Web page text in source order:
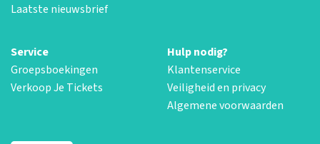
Laatste nieuwsbrief
Service
Groepsboekingen
Verkoop Je Tickets
Hulp nodig?
Klantenservice
Veiligheid en privacy
Algemene voorwaarden